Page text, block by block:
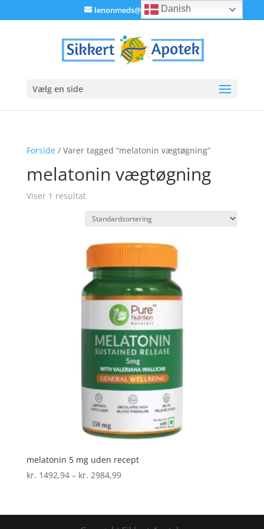
lenonmeds@gmail.com
Vælg en side
Forside/ Varer tagged “melatonin vægtøgning”
melatonin vægtøgning
Viser 1 resultat
melatonin 5 mg uden recept
kr. 1492,94 – kr. 2984,99Prisinterval:
kr. 2984,99
Danish